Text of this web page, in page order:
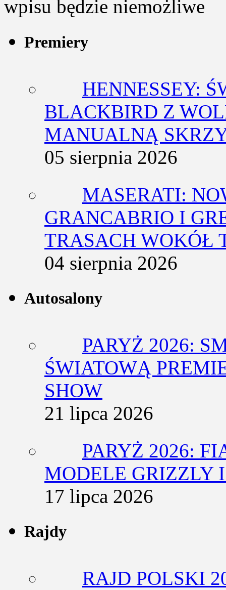
wpisu będzie niemożliwe
Premiery
HENNESSEY:
BLACKBIRD Z
MANUALNĄ
05 sierpnia 2026
MASERATI:
GRANCABRIO I
TRASACH WOKÓŁ
04 sierpnia 2026
Autosalony
PARYŻ 2026:
ŚWIATOWĄ
SHOW
21 lipca 2026
PARYŻ 2026:
MODELE GRIZZLY
17 lipca 2026
Rajdy
RAJD POLSKI